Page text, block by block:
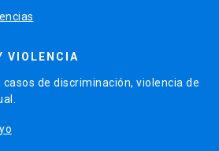
VIOLENCIA
de discriminación, violencia de